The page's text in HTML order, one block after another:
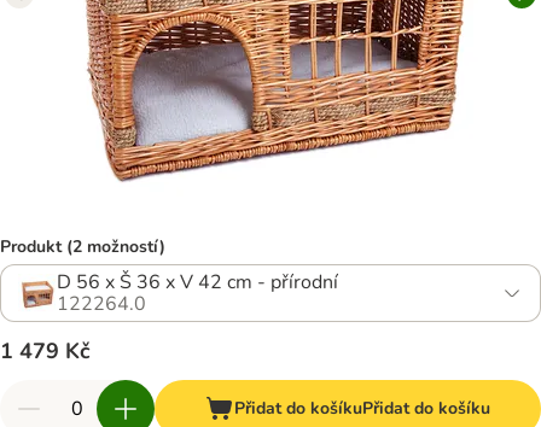
Produkt (2 možností)
D 56 x Š 36 x V 42 cm - přírodní
122264.0
1 479 Kč
Přidat do košíkuPřidat do košíku